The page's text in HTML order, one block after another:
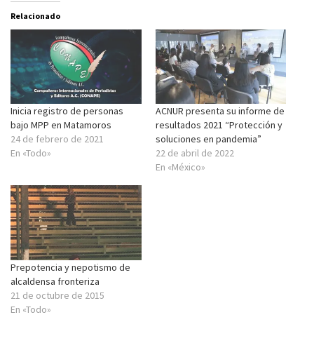
Relacionado
Inicia registro de personas
bajo MPP en Matamoros
24 de febrero de 2021
En «Todo»
ACNUR presenta su informe de
resultados 2021 “Protección y
soluciones en pandemia”
22 de abril de 2022
En «México»
Prepotencia y nepotismo de
alcaldensa fronteriza
21 de octubre de 2015
En «Todo»